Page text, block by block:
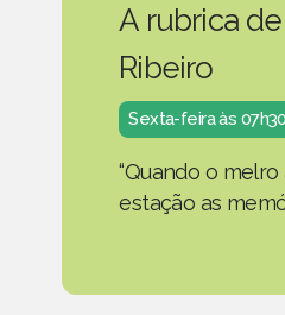
A rubrica
Ribeiro
Sexta-feira às
“Quando o
estação as